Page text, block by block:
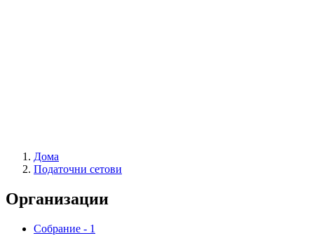
Дома
Податочни сетови
Организации
Собрание - 1